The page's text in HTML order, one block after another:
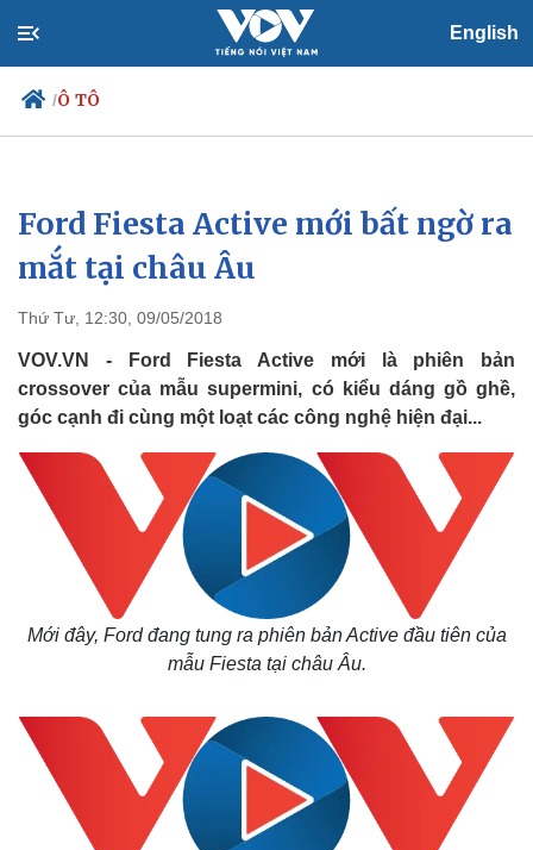
English
/Ô TÔ
Chính trị
Đảng
Tổ chức nhân sự
Nhận diện sự thật
Xã hội
Việc làm
Biển đảo
Ford Fiesta Active mới bất ngờ ra
mắt tại châu Âu
Thứ Tư, 12:30, 09/05/2018
VOV.VN - Ford Fiesta Active mới là phiên bản
crossover của mẫu supermini, có kiểu dáng gồ ghề,
góc cạnh đi cùng một loạt các công nghệ hiện đại...
Mới đây, Ford đang tung ra phiên bản Active đầu tiên của
mẫu Fiesta tại châu Âu.